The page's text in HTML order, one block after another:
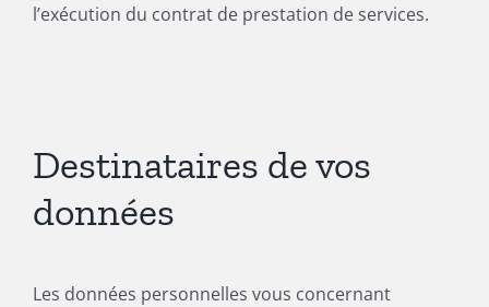
l’exécution du contrat de prestation de services.
Destinataires de vos
données
Les données personnelles vous concernant